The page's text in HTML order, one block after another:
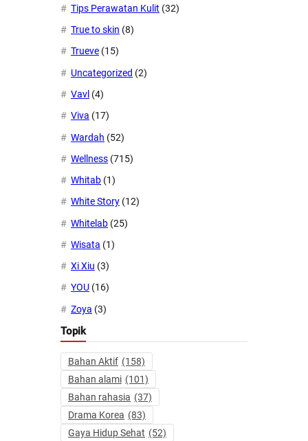
Tips Perawatan Kulit (32)
True to skin (8)
Trueve (15)
Uncategorized (2)
Vavl (4)
Viva (17)
Wardah (52)
Wellness (715)
Whitab (1)
White Story (12)
Whitelab (25)
Wisata (1)
Xi Xiu (3)
YOU (16)
Zoya (3)
Topik
Bahan Aktif (158)
Bahan alami (101)
Bahan rahasia (37)
Drama Korea (83)
Gaya Hidup Sehat (52)